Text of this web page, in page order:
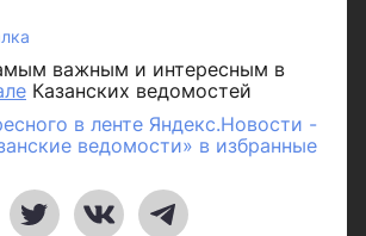
важным и интересным в
Казанских ведомостей
в ленте Яндекс.Новости -
ведомости» в избранные